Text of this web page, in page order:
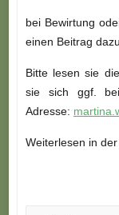
bei Bewirtung
einen Beitrag
Bitte lesen sie
sie sich ggf.
Adresse:
Weiterlesen in